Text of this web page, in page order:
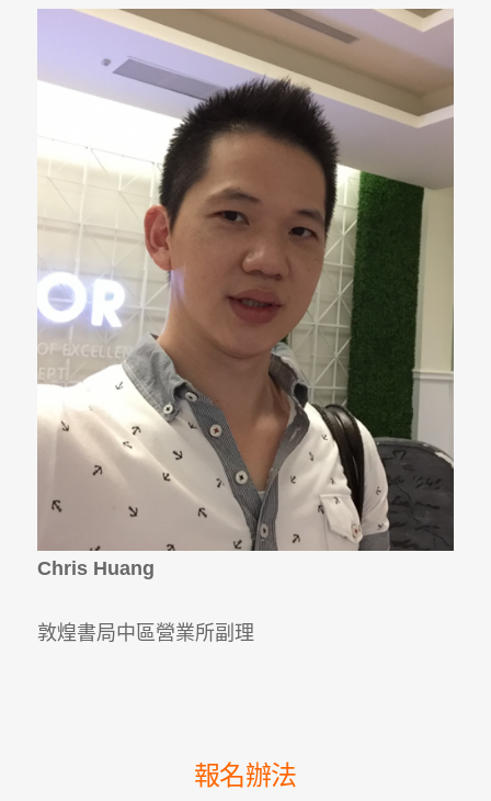
Chris Huang
敦煌書局中區營業所副理
報名辦法